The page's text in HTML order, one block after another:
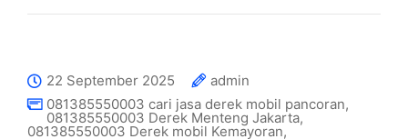
22 September 2025
admin
081385550003 cari jasa derek mobil pancoran,
081385550003 Derek Menteng Jakarta,
081385550003 Derek mobil Kemayoran,